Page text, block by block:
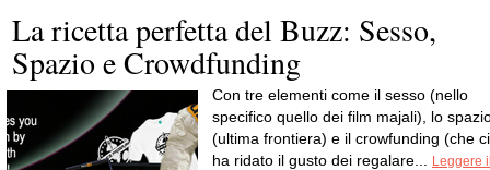
La ricetta perfetta del Buzz: Sesso,
Spazio e Crowdfunding
Con tre elementi come il sesso (nello
specifico quello dei film majali), lo
(ultima frontiera) e il crowfunding (che ci
ha ridato il gusto dei regalare...
Leggere